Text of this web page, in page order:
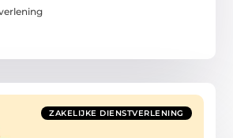
ZAKELIJKE DIENSTVERLENING